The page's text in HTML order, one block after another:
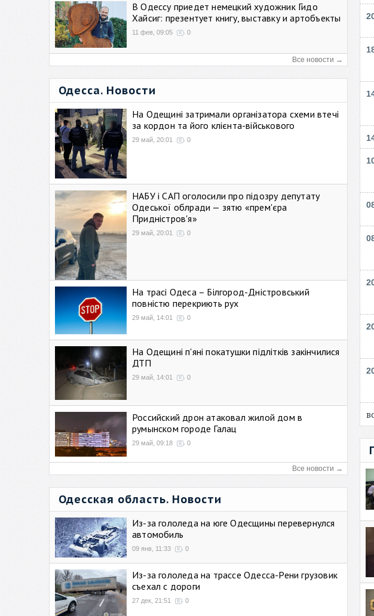
В Одессу приедет немецкий художник Гидо
Хайсиг: презентует книгу, выставку и артобъекты
11 фев, 09:05 0
Все новости →
Одесса. Новости
На Одещині затримали організатора схеми втечі
за кордон та його клієнта-військового
29 май, 20:01 0
НАБУ і САП оголосили про підозру депутату
Одеської облради — зятю «прем'єра
Придністров'я»
29 май, 20:01 0
На трасі Одеса – Білгород-Дністровський
повністю перекриють рух
29 май, 14:01 0
На Одещині п'яні покатушки підлітків закінчилися
ДТП
29 май, 14:01 0
Российский дрон атаковал жилой дом в
румынском городе Галац
29 май, 09:18 0
Все новости →
Одесская область. Новости
Из-за гололеда на юге Одесщины перевернулся
автомобиль
09 янв, 11:33 0
Из-за гололеда на трассе Одесса-Рени грузовик
съехал с дороги
27 дек, 21:51 0